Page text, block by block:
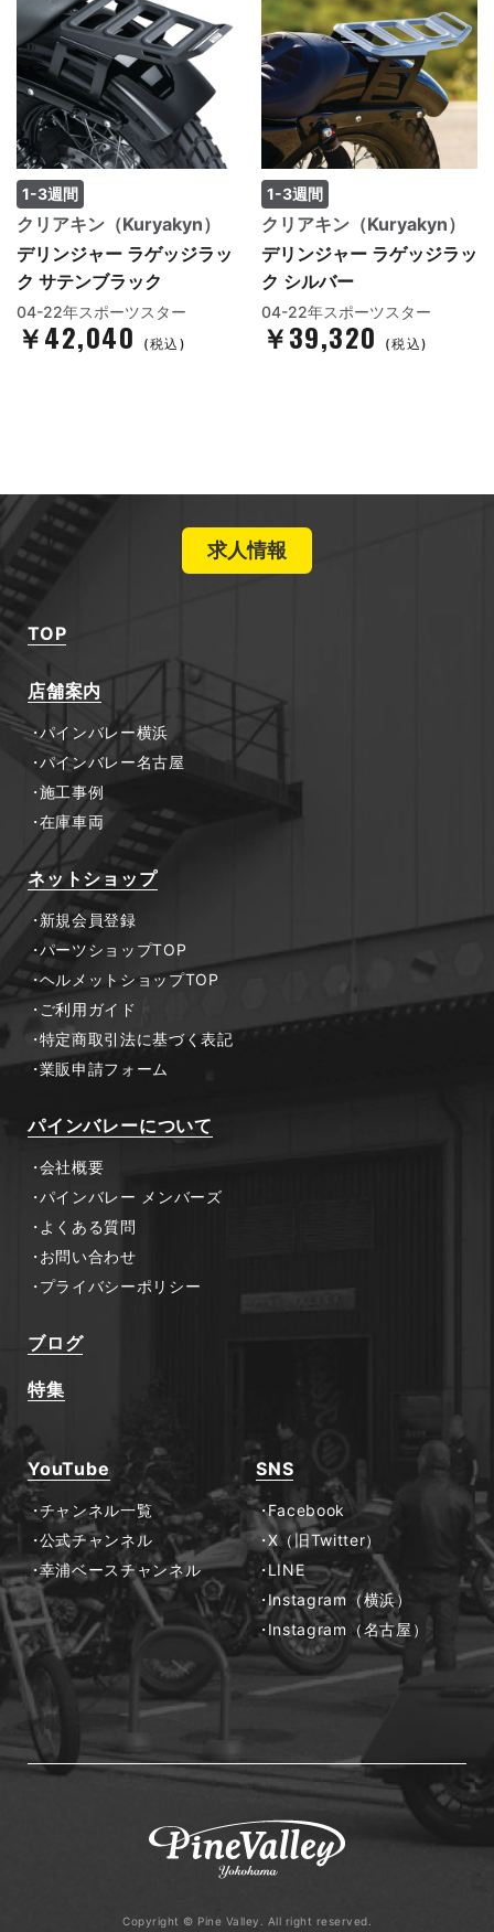
1-3週間
クリアキン（Kuryakyn）
デリンジャー ラゲッジラッ
ク サテンブラック
04-22年スポーツスター
￥42,040 (税込)
1-3週間
クリアキン（Kuryakyn）
デリンジャー ラゲッジラッ
ク シルバー
04-22年スポーツスター
￥39,320 (税込)
求人情報
TOP
店舗案内
パインバレー横浜
パインバレー名古屋
施工事例
在庫車両
ネットショップ
新規会員登録
パーツショップTOP
ヘルメットショップTOP
ご利用ガイド
特定商取引法に基づく表記
業販申請フォーム
パインバレーについて
会社概要
パインバレー メンバーズ
よくある質問
お問い合わせ
プライバシーポリシー
ブログ
特集
YouTube
チャンネル一覧
公式チャンネル
幸浦ベースチャンネル
SNS
Facebook
X（旧Twitter）
LINE
Instagram（横浜）
Instagram（名古屋）
Copyright © Pine Valley. All right reserved.